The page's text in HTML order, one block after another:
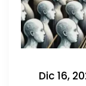
Dic 16,